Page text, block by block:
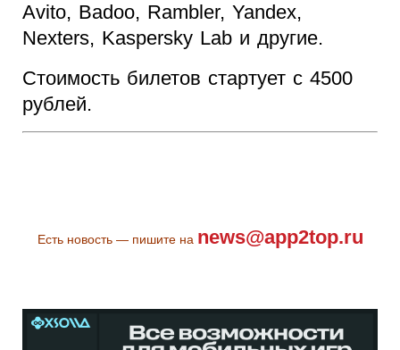
Avito, Badoo, Rambler, Yandex,
Nexters, Kaspersky Lab и другие.
Стоимость билетов стартует с 4500
рублей.
Есть новость — пишите на news@app2top.ru